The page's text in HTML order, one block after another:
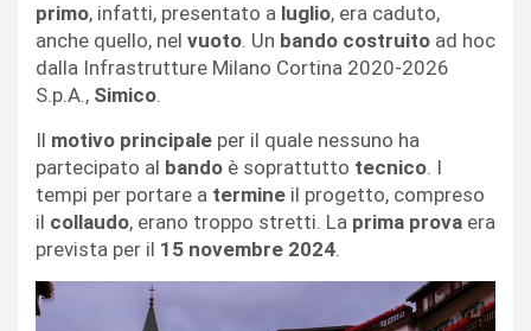
primo, infatti, presentato a luglio, era caduto,
anche quello, nel vuoto. Un bando costruito ad hoc
dalla Infrastrutture Milano Cortina 2020-2026
S.p.A., Simico.
Il motivo principale per il quale nessuno ha
partecipato al bando è soprattutto tecnico. I
tempi per portare a termine il progetto, compreso
il collaudo, erano troppo stretti. La prima prova era
prevista per il 15 novembre 2024.